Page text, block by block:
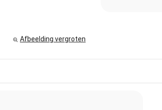
Afbeelding vergroten